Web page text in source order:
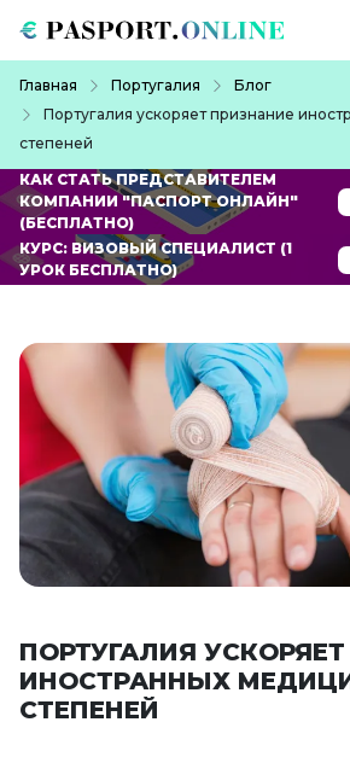
Главная Португалия
Блог
Португалия ускоряет признание
степеней
КАК СТАТЬ ПРЕДСТАВИТЕЛЕМ
КОМПАНИИ "ПАСПОРТ ОНЛАЙН"
(БЕСПЛАТНО)
КУРС: ВИЗОВЫЙ СПЕЦИАЛИСТ (1
УРОК БЕСПЛАТНО)
ПОРТУГАЛИЯ
ИНОСТРАННЫХ
СТЕПЕНЕЙ